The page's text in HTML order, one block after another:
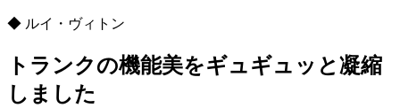
◆ ルイ・ヴィトン
トランクの機能美をギュギュッと凝縮
しました